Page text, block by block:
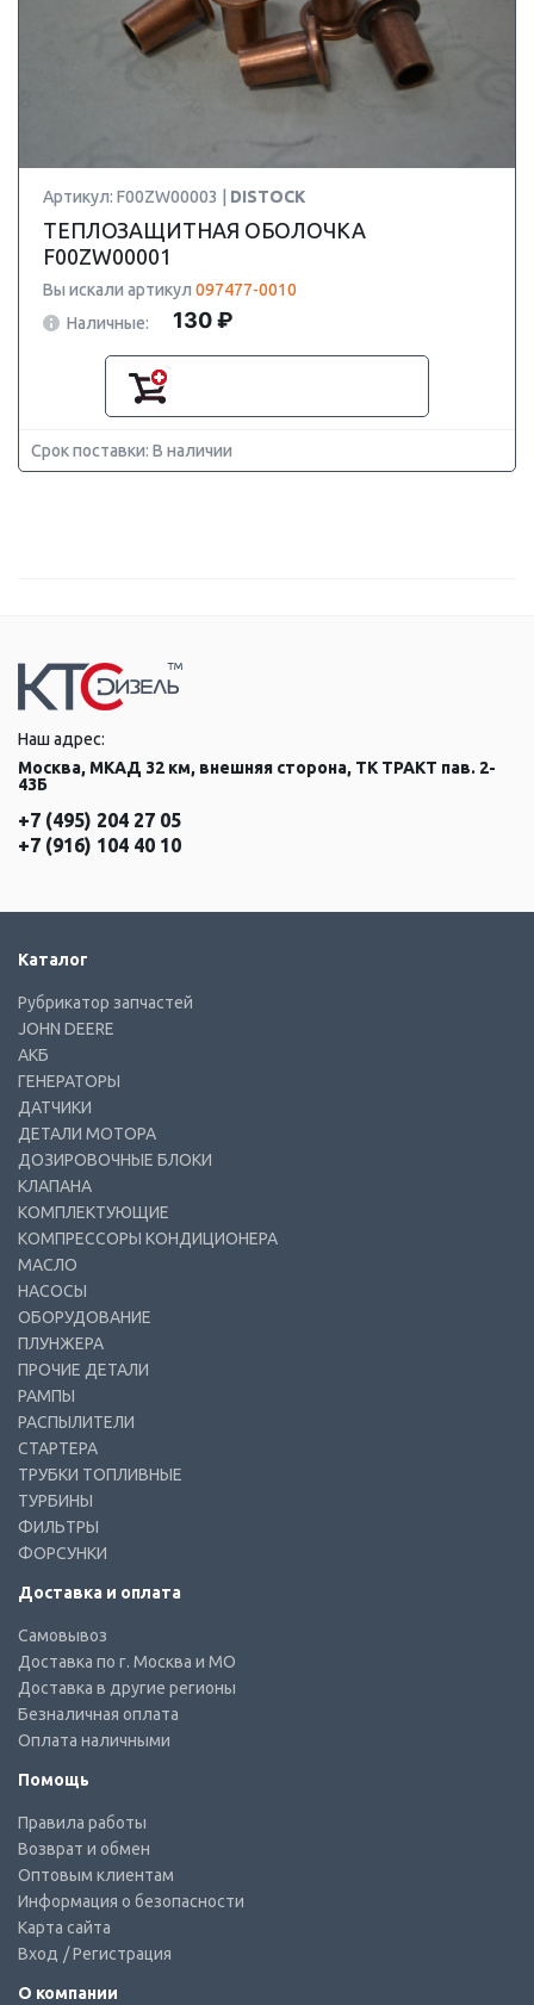
Артикул: F00ZW00003 | DISTOCK
ТЕПЛОЗАЩИТНАЯ ОБОЛОЧКА
F00ZW00001
Вы искали артикул 097477-0010
Наличные:
130 ₽
Срок поставки: В наличии
Наш адрес:
Москва, МКАД 32 км, внешняя сторона, ТК ТРАКТ пав. 2-
43Б
+7 (495) 204 27 05
+7 (916) 104 40 10
Каталог
Рубрикатор запчастей
JOHN DEERE
АКБ
ГЕНЕРАТОРЫ
ДАТЧИКИ
ДЕТАЛИ МОТОРА
ДОЗИРОВОЧНЫЕ БЛОКИ
КЛАПАНА
КОМПЛЕКТУЮЩИЕ
КОМПРЕССОРЫ КОНДИЦИОНЕРА
МАСЛО
НАСОСЫ
ОБОРУДОВАНИЕ
ПЛУНЖЕРА
ПРОЧИЕ ДЕТАЛИ
РАМПЫ
РАСПЫЛИТЕЛИ
СТАРТЕРА
ТРУБКИ ТОПЛИВНЫЕ
ТУРБИНЫ
ФИЛЬТРЫ
ФОРСУНКИ
Доставка и оплата
Самовывоз
Доставка по г. Москва и МО
Доставка в другие регионы
Безналичная оплата
Оплата наличными
Помощь
Правила работы
Возврат и обмен
Оптовым клиентам
Информация о безопасности
Карта сайта
Вход / Регистрация
О компании